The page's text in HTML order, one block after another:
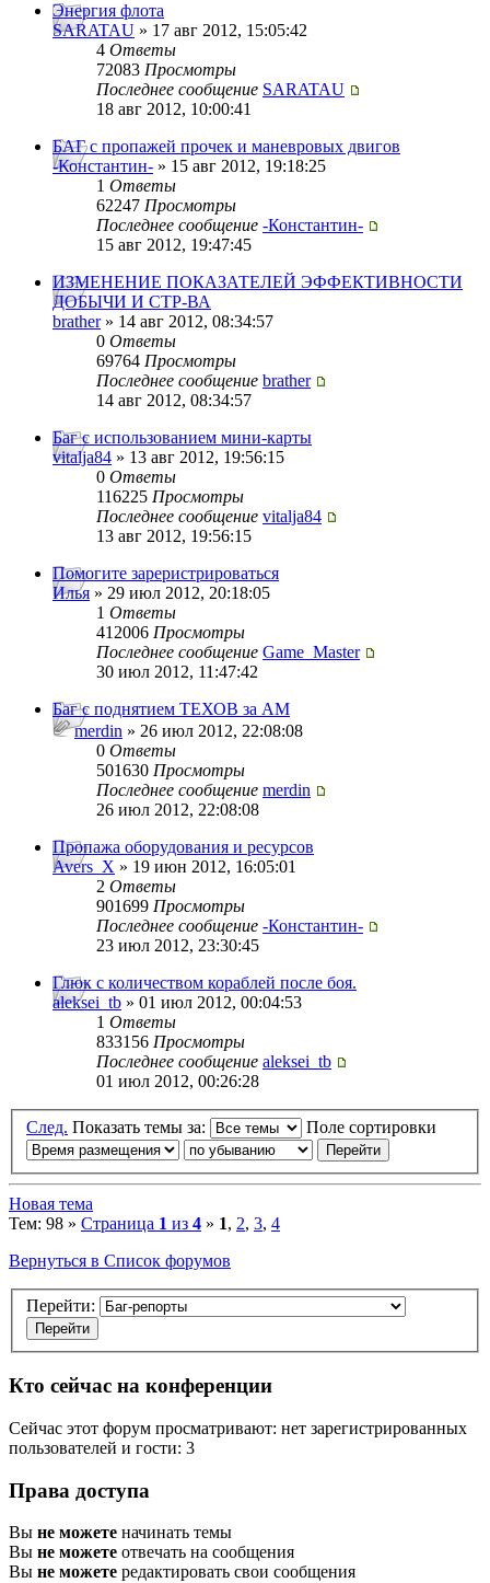
Энергия флота
SARATAU » 17 авг 2012, 15:05:42
4 Ответы
72083 Просмотры
Последнее сообщение SARATAU
18 авг 2012, 10:00:41
БАГ с пропажей прочек и маневровых двигов
-Константин- » 15 авг 2012, 19:18:25
1 Ответы
62247 Просмотры
Последнее сообщение -Константин-
15 авг 2012, 19:47:45
ИЗМЕНЕНИЕ ПОКАЗАТЕЛЕЙ ЭФФЕКТИВНОСТИ
ДОБЫЧИ И СТР-ВА
brather» 14 авг 2012, 08:34:57
0 Ответы
69764 Просмотры
Последнее сообщение brather
14 авг 2012, 08:34:57
Баг с использованием мини-карты
vitalja84 » 13 авг 2012, 19:56:15
0 Ответы
116225 Просмотры
Последнее сообщение vitalja84
13 авг 2012, 19:56:15
Помогите зареристрироваться
Илья » 29 июл 2012, 20:18:05
1 Ответы
412006 Просмотры
Последнее сообщение Game_Master
30 июл 2012, 11:47:42
Баг с поднятием ТЕХОВ за АМ
merdin » 26 июл 2012, 22:08:08
0 Ответы
501630 Просмотры
Последнее сообщение merdin
26 июл 2012, 22:08:08
Пропажа оборудования и ресурсов
Avers_X » 19 июн 2012, 16:05:01
2 Ответы
901699 Просмотры
Последнее сообщение -Константин-
23 июл 2012, 23:30:45
Глюк с количеством кораблей после боя.
aleksei_tb » 01 июл 2012, 00:04:53
1 Ответы
833156 Просмотры
Последнее сообщение aleksei_tb
01 июл 2012, 00:26:28
След. Показать темы за: Поле сортировки
Новая тема
Тем: 98 » Страница 1 из 4 » 1, 2, 3, 4
Вернуться в Список форумов
Перейти:
Кто сейчас на конференции
Сейчас этот форум просматривают: нет зарегистрированных
пользователей и гости: 3
Права доступа
Вы не можете начинать темы
Вы не можете отвечать на сообщения
Вы не можете редактировать свои сообщения